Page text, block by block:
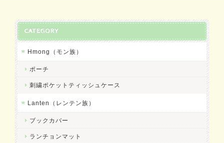
CATEGORY
Hmong（モン族）
ポーチ
刺繍ポケットティッシュケース
Lanten（レンテン族）
ブックカバー
ランチョンマット